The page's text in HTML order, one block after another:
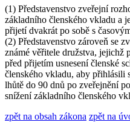
(1) Představenstvo zveřejní
základního členského vkladu a
přijetí dvakrát po sobě s
(2) Představenstvo zároveň se
známé věřitele družstva,
před přijetím usnesení členské
členského vkladu, aby přihlásili
lhůtě do 90 dnů po zveřejnění
snížení základního členského
zpět na obsah zákona zpět na